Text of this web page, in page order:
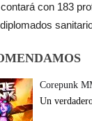
con 183
Corepunk
Un